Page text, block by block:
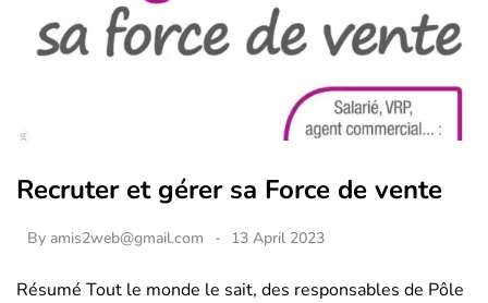
Recruter et gérer sa Force de vente
By amis2web@gmail.com 13 April 2023
Résumé Tout le monde le sait, des responsables de Pôle